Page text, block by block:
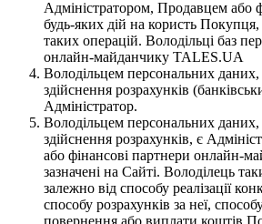
Адміністратором, Продавцем або
будь-яких дій на користь
таких операцій. Володільці баз
онлайн-майданчику TALES.UA
Володільцем персональних
здійснення розрахунків
Адміністратор.
Володільцем персональних даних,
здійснення розрахунків, є
або фінансові партнери онлайн-
зазначені на Сайті. Володілець
залежно від способу реалізації
способу розрахунків за неї,
повернення або виплати коштів